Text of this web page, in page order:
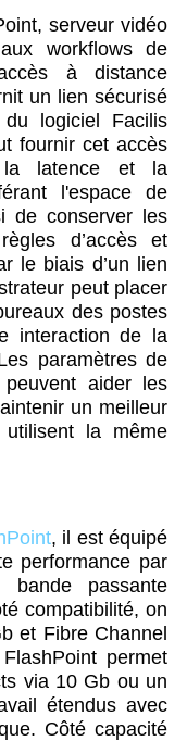
serveur vidéo
workflows de
à distance
un lien sécurisé
logiciel Facilis
fournir cet accès
la latence et la
l'espace de
de conserver les
d’accès et
le biais d’un lien
peut placer
des postes
interaction de la
paramètres de
aider les
un meilleur
la même
, il est équipé
performance par
passante
compatibilité, on
et Fibre Channel
permet
via 10 Gb ou un
étendus avec
Côté capacité